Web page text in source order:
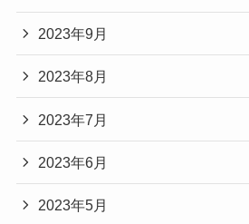
2023年9月
2023年8月
2023年7月
2023年6月
2023年5月